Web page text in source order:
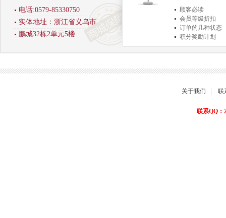
电话:0579-85330750
实体地址：浙江省义乌市
鹏城32栋2单元5楼
顾客必读
会员等级折扣
订单的几种状态
积分奖励计划
商品退货保障
关于我们 联
联系QQ：